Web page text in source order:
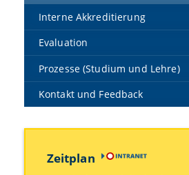
Interne Akkreditierung
Evaluation
Prozesse (Studium und Lehre)
Kontakt und Feedback
Zeitplan